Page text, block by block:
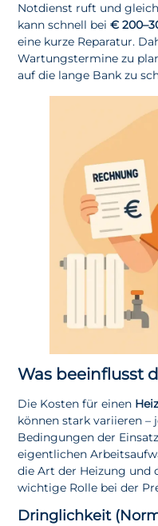
Notdienst ruft und
kann schnell bei€
eine kurze Reparatur.
Wartungstermine zu
auf die lange Bank zu
Was beeinflusst
Die Kosten für einen
können stark variieren –
Bedingungen der
eigentlichen
die Art der Heizung und
wichtige Rolle bei der
Dringlichkeit